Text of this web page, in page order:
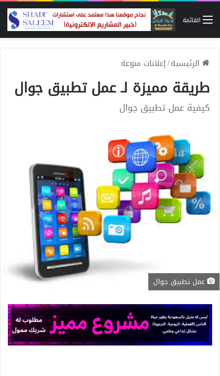
القائمة
الرئيسية/إعلانات منوعة
طريقة مميزة لـ عمل تطبيق جوال
كيفية عمل تطبيق جوال
عمل تطبيق جوال